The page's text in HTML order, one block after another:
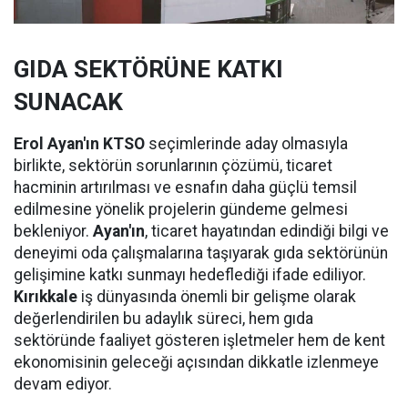
GIDA SEKTÖRÜNE KATKI
SUNACAK
Erol Ayan'ın KTSO seçimlerinde aday olmasıyla
birlikte, sektörün sorunlarının çözümü, ticaret
hacminin artırılması ve esnafın daha güçlü temsil
edilmesine yönelik projelerin gündeme gelmesi
bekleniyor. Ayan'ın, ticaret hayatından edindiği bilgi ve
deneyimi oda çalışmalarına taşıyarak gıda sektörünün
gelişimine katkı sunmayı hedeflediği ifade ediliyor.
Kırıkkale iş dünyasında önemli bir gelişme olarak
değerlendirilen bu adaylık süreci, hem gıda
sektöründe faaliyet gösteren işletmeler hem de kent
ekonomisinin geleceği açısından dikkatle izlenmeye
devam ediyor.